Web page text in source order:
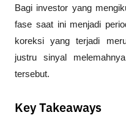
Bagi investor yang
fase saat ini menjadi
koreksi yang terjadi
justru sinyal
tersebut.
Key Takeaways